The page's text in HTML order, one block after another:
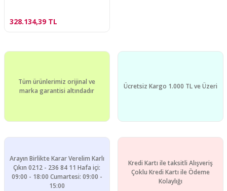
328.134,39 TL
Tüm ürünlerimiz orijinal ve
marka garantisi altındadır
Ücretsiz Kargo 1.000 TL ve Üzeri
Arayın Birlikte Karar Verelim Karlı
Çıkın 0212 - 236 84 11 Hafa içi:
09:00 - 18:00 Cumartesi: 09:00 -
15:00
Kredi Kartı ile taksitli Alışveriş
Çoklu Kredi Kartı ile Ödeme
Kolaylığı